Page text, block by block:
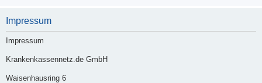
Impressum
Impressum
Krankenkassennetz.de GmbH
Waisenhausring 6